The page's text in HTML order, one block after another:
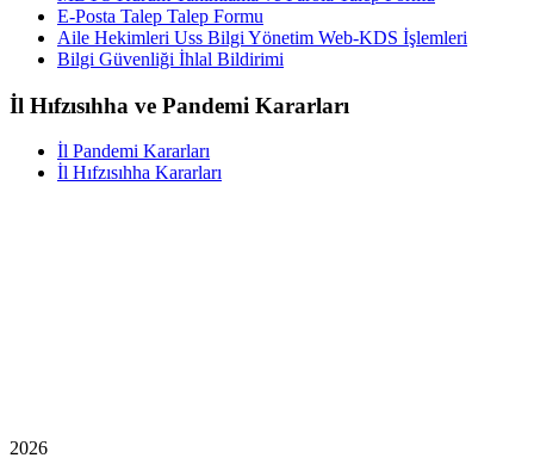
E-Posta Talep Talep Formu
Aile Hekimleri Uss Bilgi Yönetim Web-KDS İşlemleri
Bilgi Güvenliği İhlal Bildirimi
İl Hıfzısıhha ve Pandemi Kararları
İl Pandemi Kararları
İl Hıfzısıhha Kararları
2026